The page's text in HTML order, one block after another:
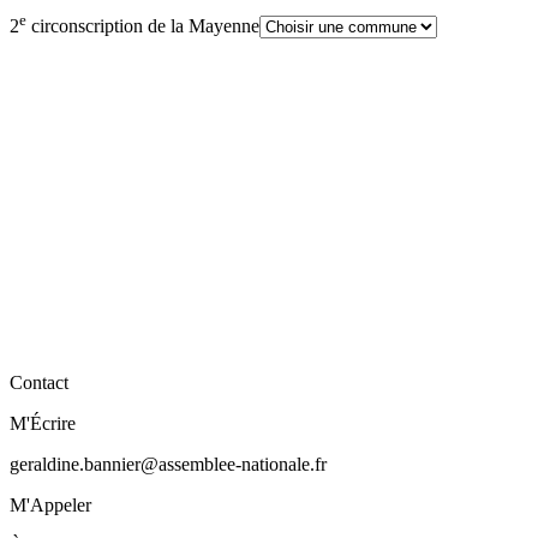
2e circonscription de la Mayenne
Contact
M'Écrire
geraldine.bannier@assemblee-nationale.fr
M'Appeler